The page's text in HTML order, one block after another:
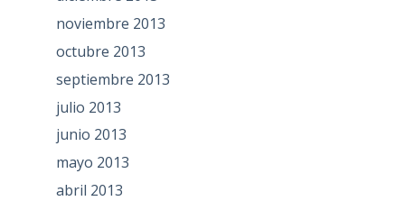
noviembre 2013
octubre 2013
septiembre 2013
julio 2013
junio 2013
mayo 2013
abril 2013